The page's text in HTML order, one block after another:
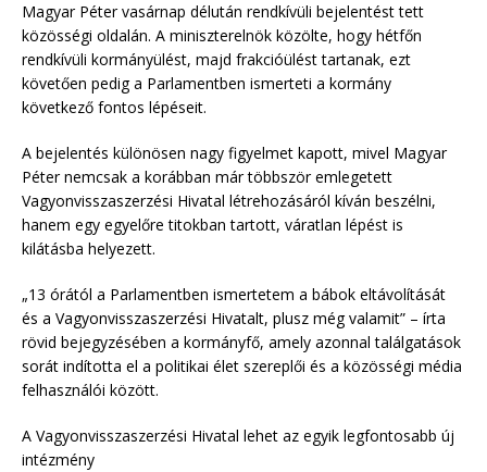
Magyar Péter vasárnap délután rendkívüli bejelentést tett
közösségi oldalán. A miniszterelnök közölte, hogy hétfőn
rendkívüli kormányülést, majd frakcióülést tartanak, ezt
követően pedig a Parlamentben ismerteti a kormány
következő fontos lépéseit.
A bejelentés különösen nagy figyelmet kapott, mivel Magyar
Péter nemcsak a korábban már többször emlegetett
Vagyonvisszaszerzési Hivatal létrehozásáról kíván beszélni,
hanem egy egyelőre titokban tartott, váratlan lépést is
kilátásba helyezett.
„13 órától a Parlamentben ismertetem a bábok eltávolítását
és a Vagyonvisszaszerzési Hivatalt, plusz még valamit” – írta
rövid bejegyzésében a kormányfő, amely azonnal találgatások
sorát indította el a politikai élet szereplői és a közösségi média
felhasználói között.
A Vagyonvisszaszerzési Hivatal lehet az egyik legfontosabb új
intézmény